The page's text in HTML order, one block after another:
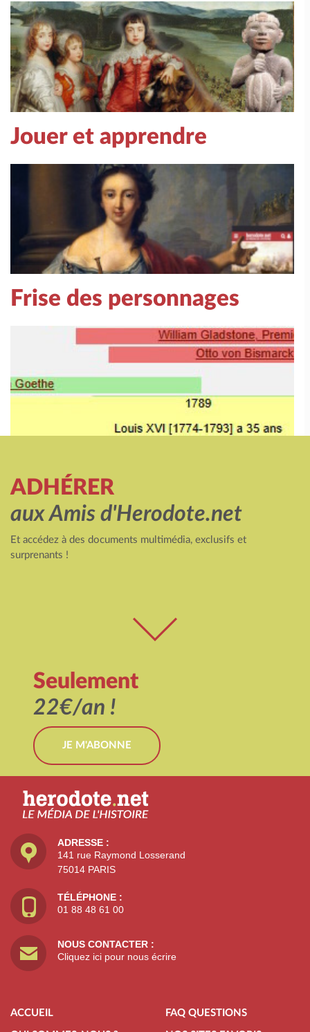
Jouer et apprendre
Frise des personnages
ADHÉRER
aux Amis d'Herodote.net
Et accédez à des documents multimédia, exclusifs et
surprenants !
Seulement
22€/an !
JE M'ABONNE
ADRESSE :
141 rue Raymond Losserand
75014 PARIS
TÉLÉPHONE :
01 88 48 61 00
NOUS CONTACTER :
Cliquez ici pour nous écrire
ACCUEIL FAQ QUESTIONS